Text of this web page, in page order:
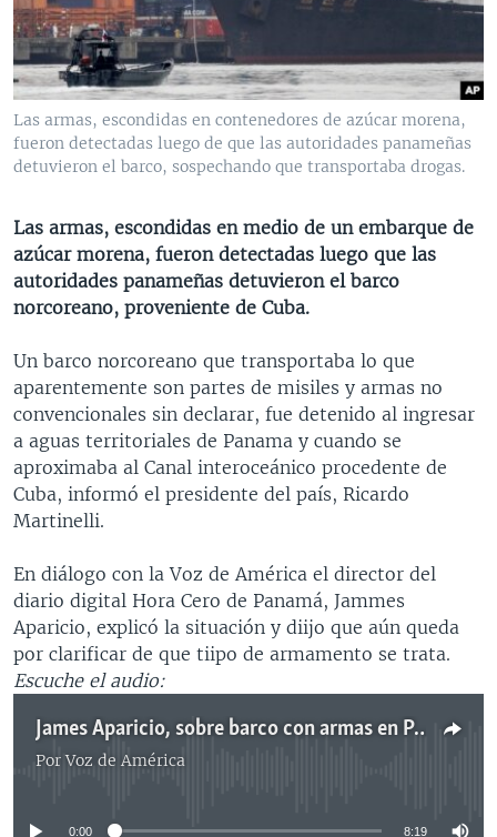
VENEZUELA
BRASIL
NICARAGUA
ECONOMÍA
ENTRETENIMIENTO Y CULTURA
TECNOLOGÍA
DEPORTES
CIENCIA Y SALUD
MULTIMEDIA
VIDEOS
FOTOGRAFÍA
AUDIOS
PROGRAMAS TV
EL MUNDO AL DÍA
FORO INTERAMERICANO
PANORAMA
RADIO
AVANCE INFORMATIVO
BUENOS DÍAS AMÉRICA
ESTADOS UNIDOS AL DÍA
EL MUNDO AL DÍA [RADIO]
DEPORTIVO INTERNACIONAL
NOTA ECONÓMICA
ENTRETENIMIENTO
DIRECT
DOCUMENTALES DE LA VOA
Learning English
Idiomas
Las armas, escondidas en contenedores de azúcar morena,
fueron detectadas luego de que las autoridades panameñas
detuvieron el barco, sospechando que transportaba drogas.
Las armas, escondidas en medio de un embarque de
azúcar morena, fueron detectadas luego que las
autoridades panameñas detuvieron el barco
norcoreano, proveniente de Cuba.
Un barco norcoreano que transportaba lo que
aparentemente son partes de misiles y armas no
convencionales sin declarar, fue detenido al ingresar
a aguas territoriales de Panama y cuando se
aproximaba al Canal interoceánico procedente de
Cuba, informó el presidente del país, Ricardo
Martinelli.
En diálogo con la Voz de América el director del
diario digital Hora Cero de Panamá, Jammes
Aparicio, explicó la situación y diijo que aún queda
por clarificar de que tiipo de armamento se trata.
Escuche el audio:
James Aparicio, sobre barco con armas en Panamá
PorVoz de América
No media source currently available
0:00 8:19